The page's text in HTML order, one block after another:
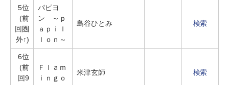
5位
(前
回圏
外↑)
パピヨ
ン ～ｐ
ａｐｉｌ
ｌｏｎ～
島谷ひとみ 検索
6位
(前
回9
Ｆｌａｍ
ｉｎｇｏ
米津玄師 検索